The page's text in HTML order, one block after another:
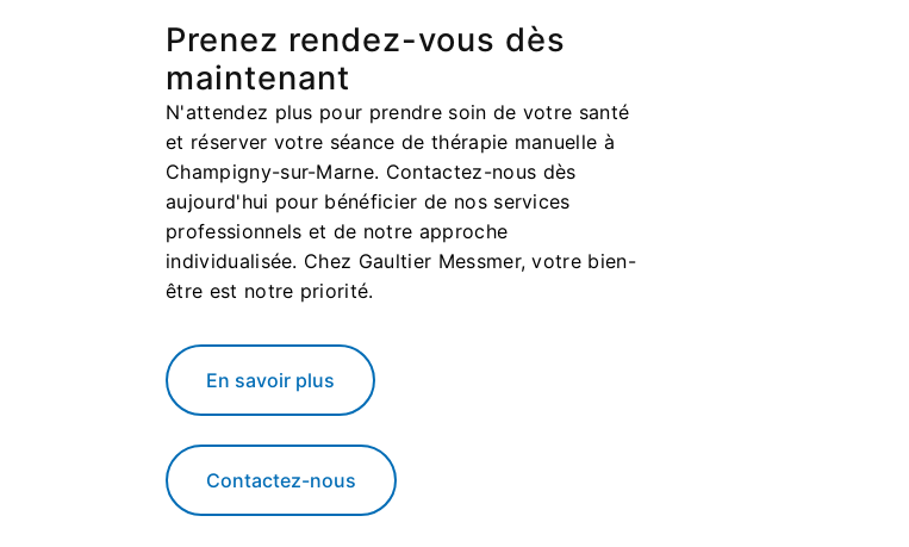
Prenez rendez-vous dès
maintenant
N'attendez plus pour prendre soin de votre santé
et réserver votre séance de thérapie manuelle à
Champigny-sur-Marne. Contactez-nous dès
aujourd'hui pour bénéficier de nos services
professionnels et de notre approche
individualisée. Chez Gaultier Messmer, votre bien-
être est notre priorité.
En savoir plus
Contactez-nous